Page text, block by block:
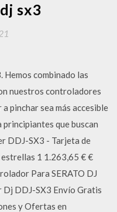
sx3
combinado las
nuestros controladores
pinchar sea más accesible
principiantes que buscan
DDJ-SX3 - Tarjeta de
estrellas 1 1.263,65 € €
Para SERATO DJ
Dj DDJ-SX3 Envío Gratis
y Ofertas en